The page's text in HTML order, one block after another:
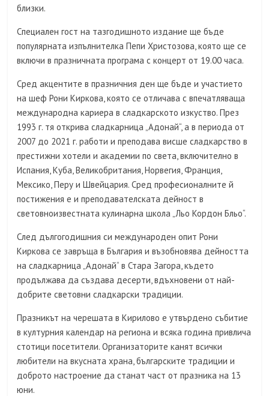
близки.
Специален гост на тазгодишното издание ще бъде
популярната изпълнителка Пепи Христозова, която ще се
включи в празничната програма с концерт от 19.00 часа.
Сред акцентите в празничния ден ще бъде и участието
на шеф Рони Киркова, която се отличава с впечатляваща
международна кариера в сладкарското изкуство. През
1993 г. тя открива сладкарница „Адонай“, а в периода от
2007 до 2021 г. работи и преподава висше сладкарство в
престижни хотели и академии по света, включително в
Испания, Куба, Великобритания, Норвегия, Франция,
Мексико, Перу и Швейцария. Сред професионалните й
постижения е и преподавателската дейност в
световноизвестната кулинарна школа „Льо Кордон Бльо“.
След дългогодишния си международен опит Рони
Киркова се завръща в България и възобновява дейността
на сладкарница „Адонай“ в Стара Загора, където
продължава да създава десерти, вдъхновени от най-
добрите световни сладкарски традиции.
Празникът на черешата в Кирилово е утвърдено събитие
в културния календар на региона и всяка година привлича
стотици посетители. Организаторите канят всички
любители на вкусната храна, българските традиции и
доброто настроение да станат част от празника на 13
юни.